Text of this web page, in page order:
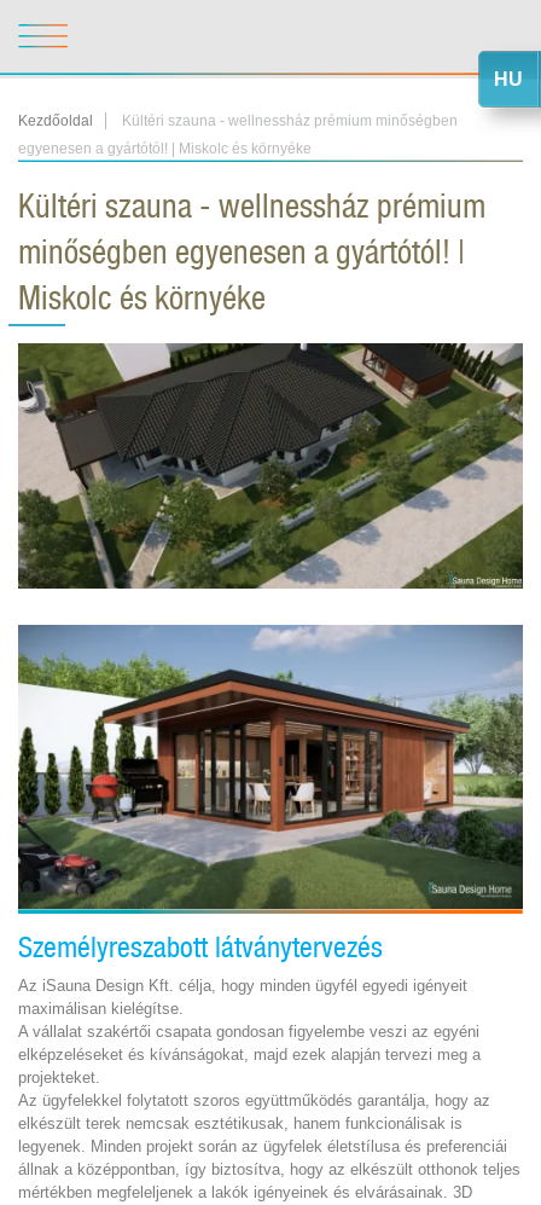
Kezdőoldal
Kültéri szauna - wellnessház prémium minőségben
egyenesen a gyártótól! | Miskolc és környéke
Kültéri szauna - wellnessház prémium
minőségben egyenesen a gyártótól! |
Miskolc és környéke
Személyreszabott látványtervezés
Az iSauna Design Kft. célja, hogy minden ügyfél egyedi igényeit
maximálisan kielégítse.
A vállalat szakértői csapata gondosan figyelembe veszi az egyéni
elképzeléseket és kívánságokat, majd ezek alapján tervezi meg a
projekteket.
Az ügyfelekkel folytatott szoros együttműködés garantálja, hogy az
elkészült terek nemcsak esztétikusak, hanem funkcionálisak is
legyenek. Minden projekt során az ügyfelek életstílusa és preferenciái
állnak a középpontban, így biztosítva, hogy az elkészült otthonok teljes
mértékben megfeleljenek a lakók igényeinek és elvárásainak. 3D
HU